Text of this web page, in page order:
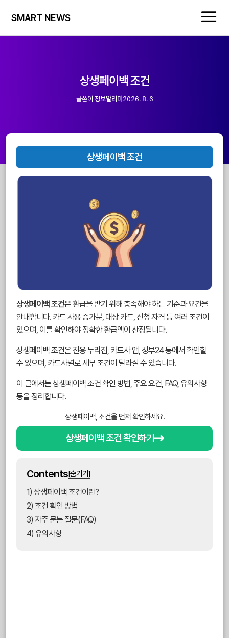
SMART NEWS
상생페이백 조건
글쓴이 정보알리미2026. 8. 6
상생페이백 조건
상생페이백 조건은 환급을 받기 위해 충족해야 하는 기준과 요건을
안내합니다. 카드 사용 증가분, 대상 카드, 신청 자격 등 여러 조건이
있으며, 이를 확인해야 정확한 환급액이 산정됩니다.
상생페이백 조건은 전용 누리집, 카드사 앱, 정부24 등에서 확인할
수 있으며, 카드사별로 세부 조건이 달라질 수 있습니다.
이 글에서는 상생페이백 조건 확인 방법, 주요 요건, FAQ, 유의사항
등을 정리합니다.
상생페이백, 조건을 먼저 확인하세요.
상생페이백 조건 확인하기
Contents[숨기기]
1) 상생페이백 조건이란?
2) 조건 확인 방법
3) 자주 묻는 질문(FAQ)
4) 유의사항